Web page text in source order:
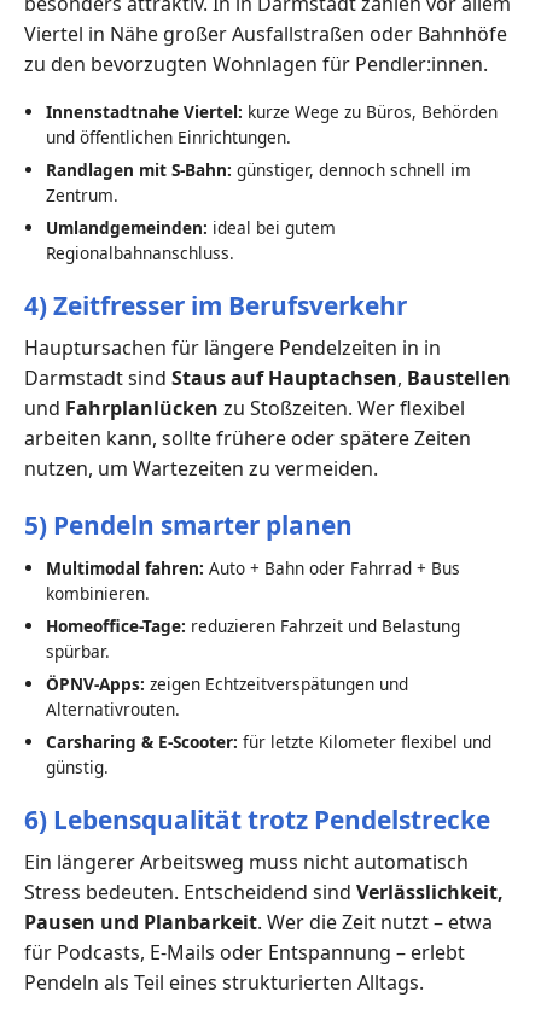
Viertel in Nähe großer Ausfallstraßen oder Bahnhöfe
zu den bevorzugten Wohnlagen für Pendler:innen.
Innenstadtnahe Viertel: kurze Wege zu Büros, Behörden
und öffentlichen Einrichtungen.
Randlagen mit S-Bahn: günstiger, dennoch schnell im
Zentrum.
Umlandgemeinden: ideal bei gutem
Regionalbahnanschluss.
4) Zeitfresser im Berufsverkehr
Hauptursachen für längere Pendelzeiten in in
Darmstadt sind Staus auf Hauptachsen, Baustellen
und Fahrplanlücken zu Stoßzeiten. Wer flexibel
arbeiten kann, sollte frühere oder spätere Zeiten
nutzen, um Wartezeiten zu vermeiden.
5) Pendeln smarter planen
Multimodal fahren: Auto + Bahn oder Fahrrad + Bus
kombinieren.
Homeoffice-Tage: reduzieren Fahrzeit und Belastung
spürbar.
ÖPNV-Apps: zeigen Echtzeitverspätungen und
Alternativrouten.
Carsharing & E-Scooter: für letzte Kilometer flexibel und
günstig.
6) Lebensqualität trotz Pendelstrecke
Ein längerer Arbeitsweg muss nicht automatisch
Stress bedeuten. Entscheidend sind Verlässlichkeit,
Pausen und Planbarkeit. Wer die Zeit nutzt – etwa
für Podcasts, E-Mails oder Entspannung – erlebt
Pendeln als Teil eines strukturierten Alltags.